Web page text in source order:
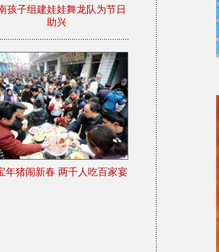
孩子组建娃娃舞龙队为节日
助兴
年猪闹新春 两千人吃百家宴